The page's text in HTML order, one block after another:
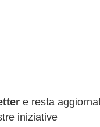
e resta
iniziative